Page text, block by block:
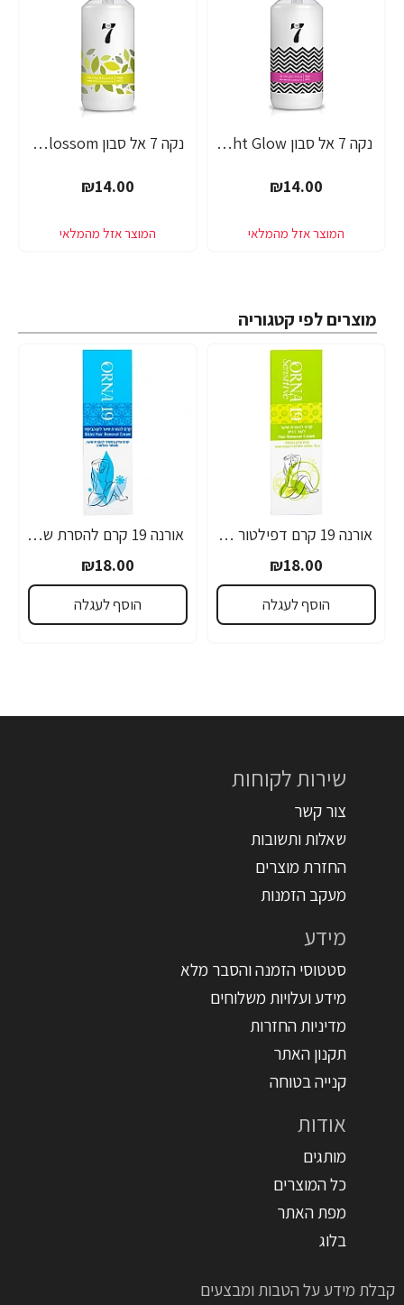
נקה 7 אל סבון Midnight Glow בניחוח חמאת שיאה - 750 מ"ל
₪14.00
נקה 7 אל סבון Spring Blossom בניחוח תפוח וניל - 750 מ"ל
₪14.00
מוצרים לפי קטגוריה
אורנה 19 קרם דפילטור לעור רגיש 80 גרם
₪18.00
הוסף לעגלה
אורנה 19 קרם להסרת שיער לקו הביקיני 90 מ"ל
₪18.00
הוסף לעגלה
שירות לקוחות
צור קשר
שאלות ותשובות
החזרת מוצרים
מעקב הזמנות
מידע
סטטוסי הזמנה והסבר מלא
מידע ועלויות משלוחים
מדיניות החזרות
תקנון האתר
קנייה בטוחה
אודות
מותגים
כל המוצרים
מפת האתר
בלוג
קבלת מידע על הטבות ומבצעים